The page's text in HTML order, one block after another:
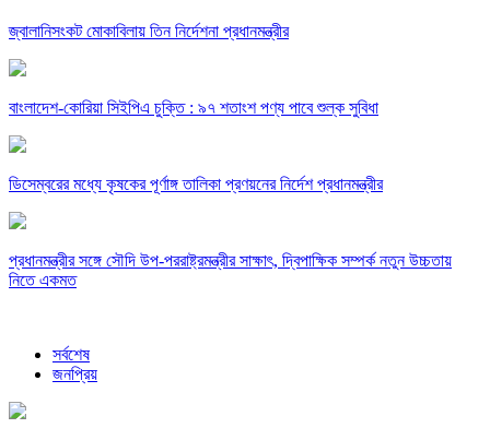
জ্বালানিসংকট মোকাবিলায় তিন নির্দেশনা প্রধানমন্ত্রীর
বাংলাদেশ-কোরিয়া সিইপিএ চুক্তি : ৯৭ শতাংশ পণ্য পাবে শুল্ক সুবিধা
ডিসেম্বরের মধ্যে কৃষকের পূর্ণাঙ্গ তালিকা প্রণয়নের নির্দেশ প্রধানমন্ত্রীর
প্রধানমন্ত্রীর সঙ্গে সৌদি উপ-পররাষ্ট্রমন্ত্রীর সাক্ষাৎ, দ্বিপাক্ষিক সম্পর্ক নতুন উচ্চতায়
নিতে একমত
সর্বশেষ
জনপ্রিয়